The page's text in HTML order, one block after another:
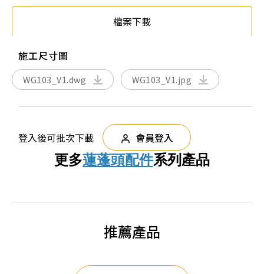
檔案下載
施工尺寸圖
WG103_V1.dwg WG103_V1.jpg
登入後可批次下載 會員登入
更多蓮蓬頭配件系列產品
推薦產品